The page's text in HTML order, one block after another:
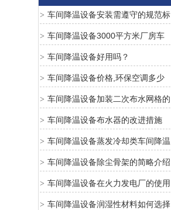
> 车间降温设备安装需遵守的规范标
准
> 车间降温设备3000平方米厂房车
间降温需要安装多少台环保空调
> 车间降温设备好用吗？
> 车间降温设备价格,环保空调多少
钱一台最新报价
> 车间降温设备加装二次布水网格的
好处
> 车间降温设备布水器的改进措施
> 车间降温设备蒸发冷却类车间降温
设备优点
> 车间降温设备除尘骨架的简略介绍
> 车间降温设备在火力发电厂的使用
> 车间降温设备润湿性材料如何选择